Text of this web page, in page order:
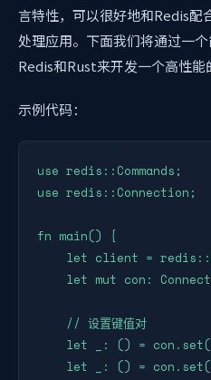
言特性，可以很好地和Redis配
处理应用。下面我们将通过一
Redis和Rust来开发一个高性能
示例代码：
use redis::Commands;
use redis::Connection;
fn main() {
let client =
let mut con:
    // 设置键值对
let _: () =
let _: () =